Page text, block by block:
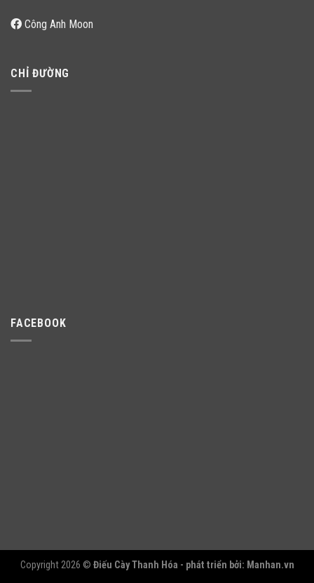
Công Anh Moon
CHỈ ĐƯỜNG
FACEBOOK
Copyright 2026 © Điếu Cày Thanh Hóa - phát triển bởi: Manhan.vn